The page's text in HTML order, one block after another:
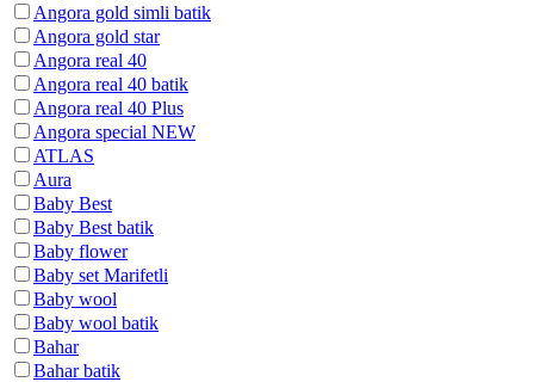
Angora gold simli batik
Angora gold star
Angora real 40
Angora real 40 batik
Angora real 40 Plus
Angora special NEW
ATLAS
Aura
Baby Best
Baby Best batik
Baby flower
Baby set Marifetli
Baby wool
Baby wool batik
Bahar
Bahar batik